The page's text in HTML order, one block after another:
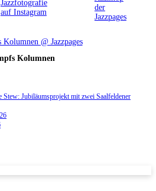
Kolumnen
Stew: Jubiläumsprojekt mit zwei Saalfeldener